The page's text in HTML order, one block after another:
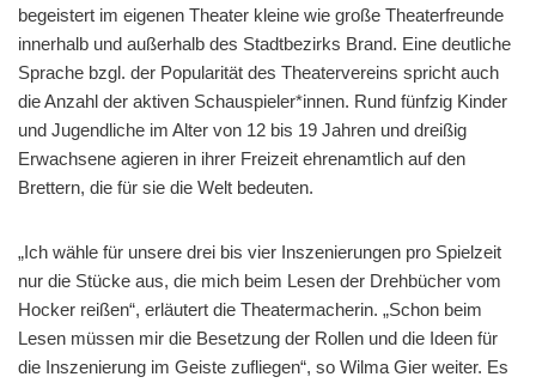
begeistert im eigenen Theater kleine wie große Theaterfreunde
innerhalb und außerhalb des Stadtbezirks Brand. Eine deutliche
Sprache bzgl. der Popularität des Theatervereins spricht auch
die Anzahl der aktiven Schauspieler*innen. Rund fünfzig Kinder
und Jugendliche im Alter von 12 bis 19 Jahren und dreißig
Erwachsene agieren in ihrer Freizeit ehrenamtlich auf den
Brettern, die für sie die Welt bedeuten.
„Ich wähle für unsere drei bis vier Inszenierungen pro Spielzeit
nur die Stücke aus, die mich beim Lesen der Drehbücher vom
Hocker reißen“, erläutert die Theatermacherin. „Schon beim
Lesen müssen mir die Besetzung der Rollen und die Ideen für
die Inszenierung im Geiste zufliegen“, so Wilma Gier weiter. Es